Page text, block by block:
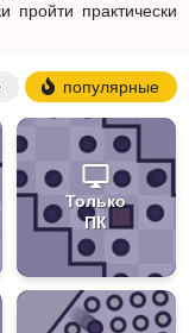
пройти практически
популярные
Только
ПК